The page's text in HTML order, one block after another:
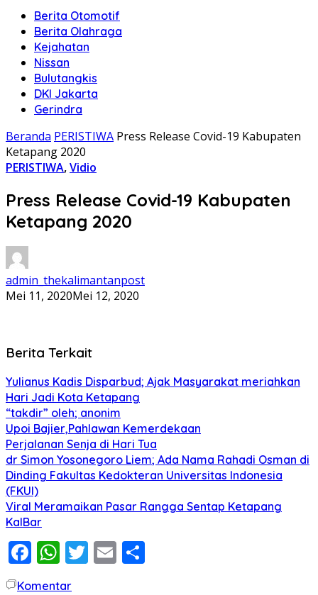
Berita Otomotif
Berita Olahraga
Kejahatan
Nissan
Bulutangkis
DKI Jakarta
Gerindra
Beranda PERISTIWA Press Release Covid-19 Kabupaten
Ketapang 2020
PERISTIWA,Vidio
Press Release Covid-19 Kabupaten
Ketapang 2020
admin_thekalimantanpost
Mei 11, 2020Mei 12, 2020
Berita Terkait
Yulianus Kadis Disparbud; Ajak Masyarakat meriahkan
Hari Jadi Kota Ketapang
“takdir” oleh; anonim
Upoi Bajier,Pahlawan Kemerdekaan
Perjalanan Senja di Hari Tua
dr Simon Yosonegoro Liem; Ada Nama Rahadi Osman di
Dinding Fakultas Kedokteran Universitas Indonesia
(FKUI)
Viral Meramaikan Pasar Rangga Sentap Ketapang
KalBar
Facebook
WhatsApp
Twitter
Email
Komentar